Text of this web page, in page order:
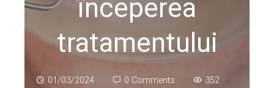
începerea
tratamentului
01/03/2024 0 Comments
352